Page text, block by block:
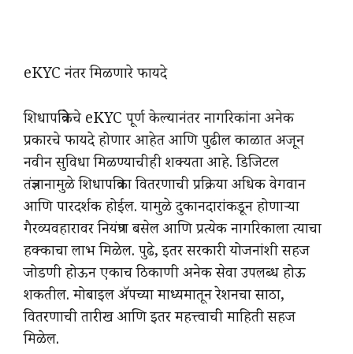
eKYC नंतर मिळणारे फायदे
शिधापत्रिकेचे eKYC पूर्ण केल्यानंतर नागरिकांना अनेक
प्रकारचे फायदे होणार आहेत आणि पुढील काळात अजून
नवीन सुविधा मिळण्याचीही शक्यता आहे. डिजिटल
तंत्रज्ञानामुळे शिधापत्रिका वितरणाची प्रक्रिया अधिक वेगवान
आणि पारदर्शक होईल. यामुळे दुकानदारांकडून होणाऱ्या
गैरव्यवहारावर नियंत्रण बसेल आणि प्रत्येक नागरिकाला त्याचा
हक्काचा लाभ मिळेल. पुढे, इतर सरकारी योजनांशी सहज
जोडणी होऊन एकाच ठिकाणी अनेक सेवा उपलब्ध होऊ
शकतील. मोबाइल ॲपच्या माध्यमातून रेशनचा साठा,
वितरणाची तारीख आणि इतर महत्त्वाची माहिती सहज
मिळेल.